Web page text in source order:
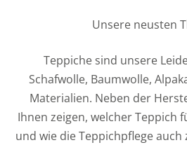
Unsere neusten
Teppiche sind unsere
Schafwolle, Baumwolle,
Materialien. Neben der
Ihnen zeigen, welcher Teppich
und wie die Teppichpflege